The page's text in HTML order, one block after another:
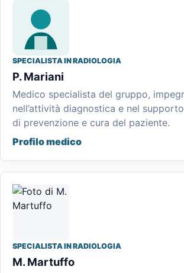
SPECIALISTA IN RADIOLOGIA
P. Mariani
Medico specialista del gruppo,
nell’attività diagnostica e nel
di prevenzione e cura del paziente.
Profilo medico
SPECIALISTA IN RADIOLOGIA
M. Martuffo